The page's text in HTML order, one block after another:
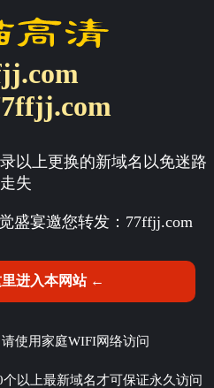
以上更换的新域名以免迷路
走失
盛宴邀您转发： 77ffjj.com
进入本网站 ←
使用家庭WIFI网络访问
以上最新域名才可保证永久访问